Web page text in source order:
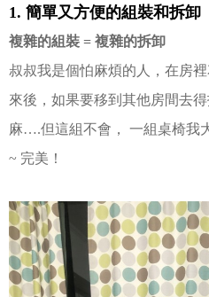
1. 簡單又方便的組裝和拆卸
複雜的組裝 = 複雜的拆卸
叔叔我是個怕麻煩的人， 在房
來後， 如果要移到其他房間去得
麻….但這組不會， 一組桌椅我
~ 完美！